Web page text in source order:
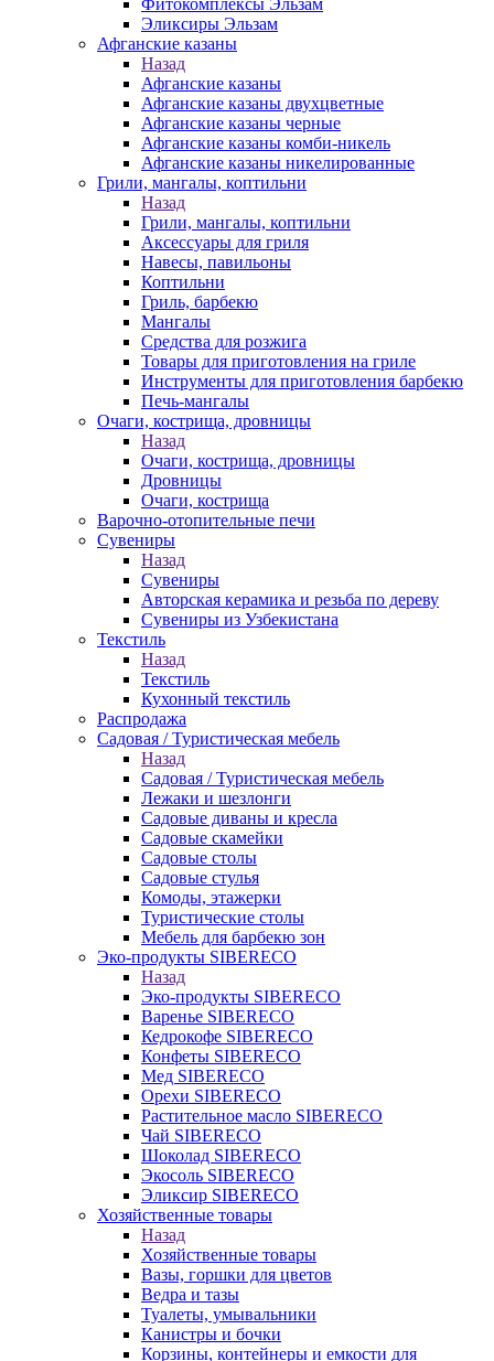
Фитокомплексы Эльзам
Эликсиры Эльзам
Афганские казаны
Назад
Афганские казаны
Афганские казаны двухцветные
Афганские казаны черные
Афганские казаны комби-никель
Афганские казаны никелированные
Грили, мангалы, коптильни
Назад
Грили, мангалы, коптильни
Аксессуары для гриля
Навесы, павильоны
Коптильни
Гриль, барбекю
Мангалы
Средства для розжига
Товары для приготовления на гриле
Инструменты для приготовления барбекю
Печь-мангалы
Очаги, кострища, дровницы
Назад
Очаги, кострища, дровницы
Дровницы
Очаги, кострища
Варочно-отопительные печи
Сувениры
Назад
Сувениры
Авторская керамика и резьба по дереву
Сувениры из Узбекистана
Текстиль
Назад
Текстиль
Кухонный текстиль
Распродажа
Садовая / Туристическая мебель
Назад
Садовая / Туристическая мебель
Лежаки и шезлонги
Садовые диваны и кресла
Садовые скамейки
Садовые столы
Садовые стулья
Комоды, этажерки
Туристические столы
Мебель для барбекю зон
Эко-продукты SIBERECO
Назад
Эко-продукты SIBERECO
Варенье SIBERECO
Кедрокофе SIBERECO
Конфеты SIBERECO
Мед SIBERECO
Орехи SIBERECO
Растительное масло SIBERECO
Чай SIBERECO
Шоколад SIBERECO
Экосоль SIBERECO
Эликсир SIBERECO
Хозяйственные товары
Назад
Хозяйственные товары
Вазы, горшки для цветов
Ведра и тазы
Туалеты, умывальники
Канистры и бочки
Корзины, контейнеры и емкости для